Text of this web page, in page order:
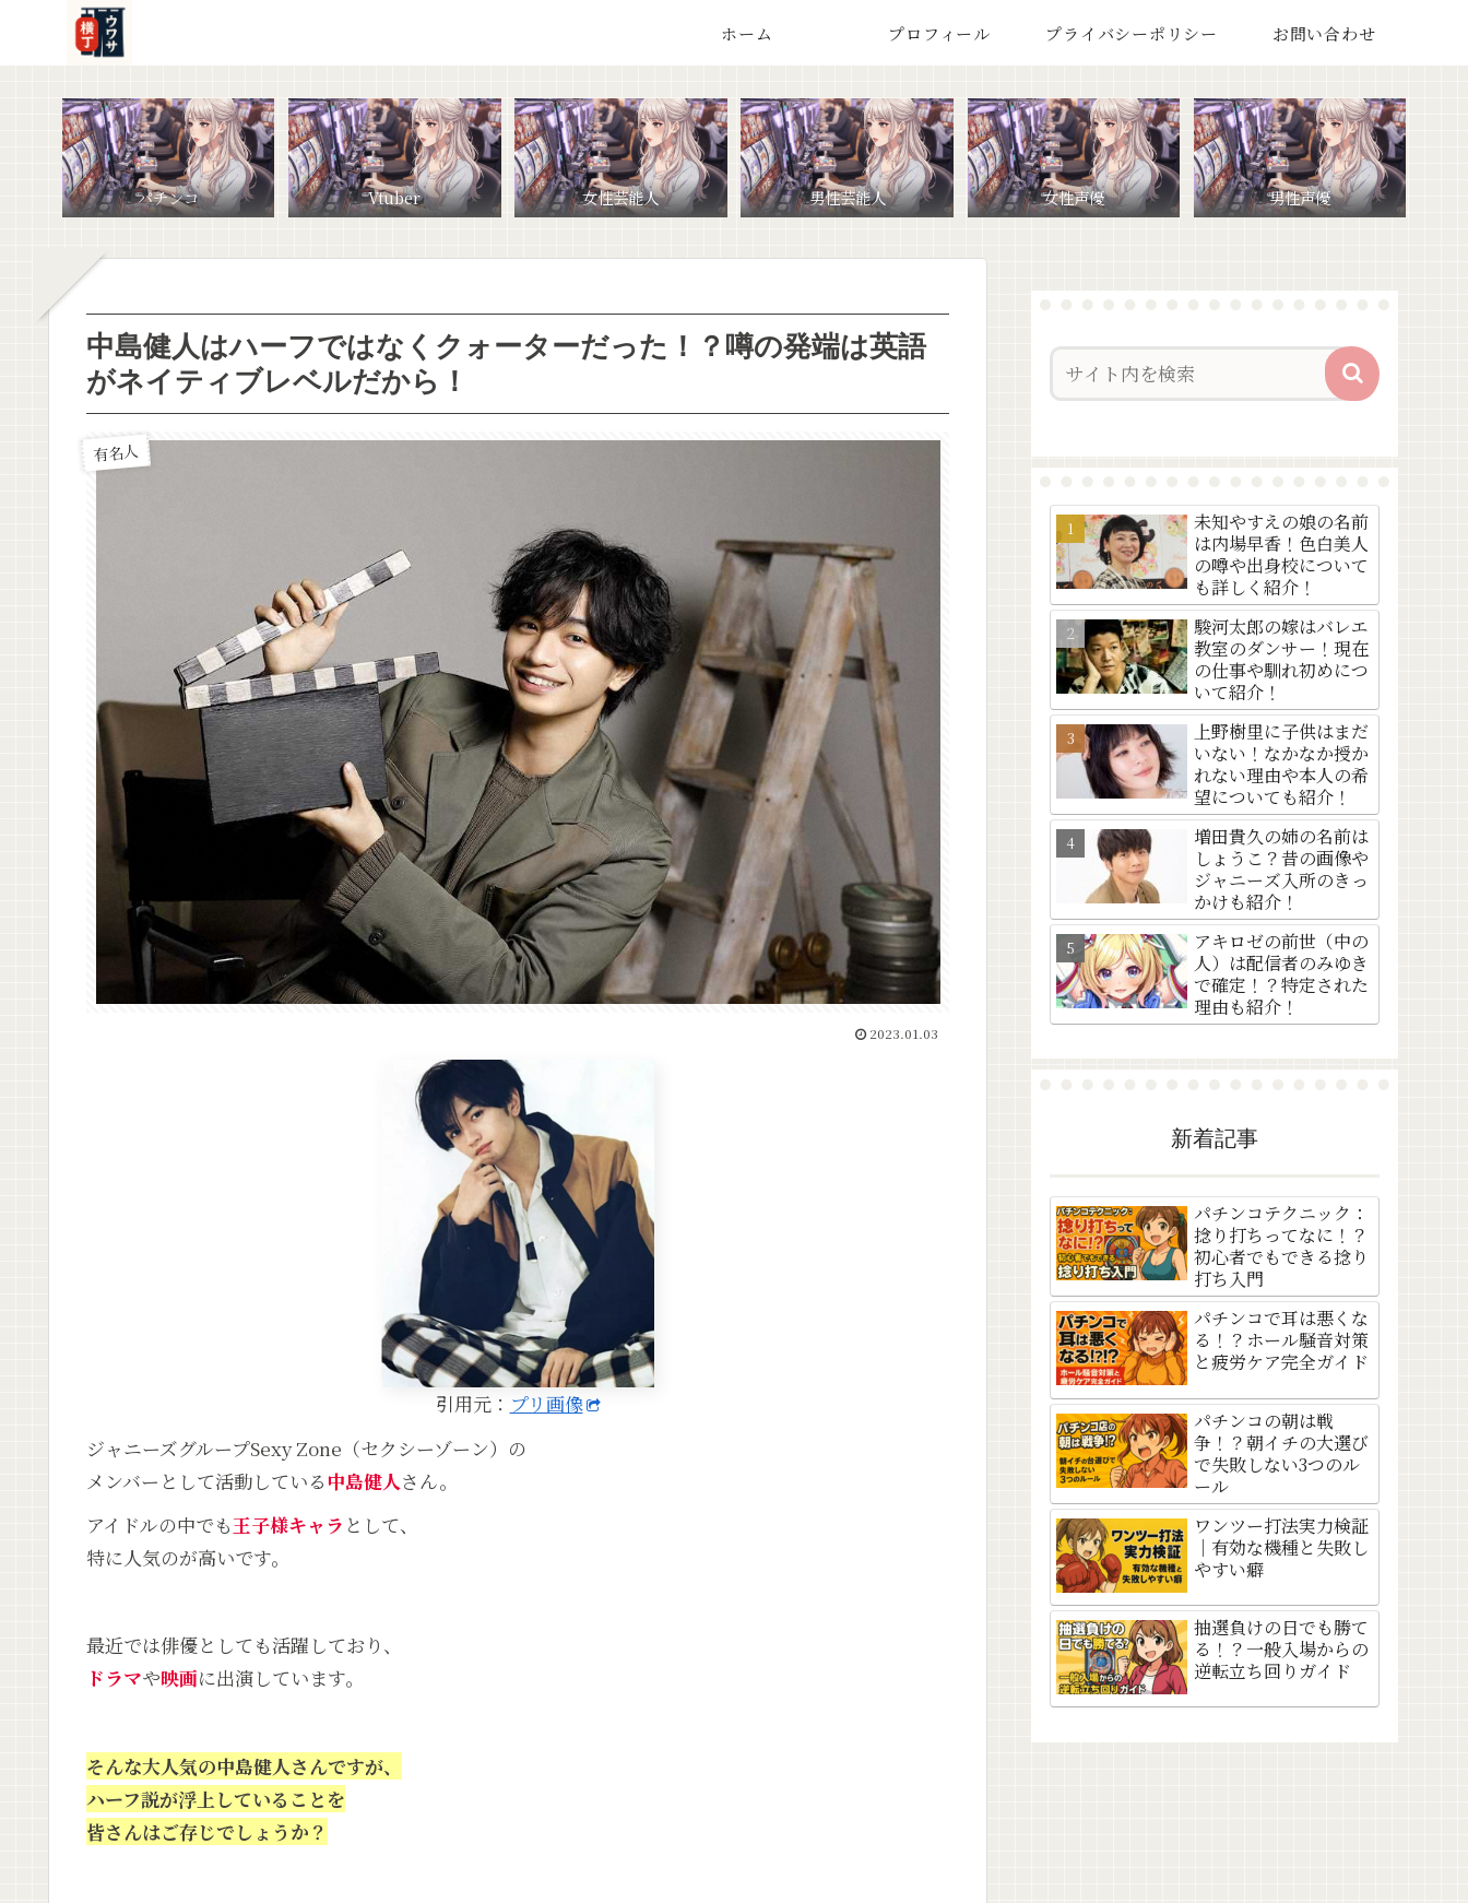
ホーム プロフィール プライバシーポリシー お問い合わせ
パチンコ Vtuber 女性芸能人 男性芸能人 女性声優 男性声優
中島健人はハーフではなくクォーターだった！？噂の発端は英語
がネイティブレベルだから！
有名人
2023.01.03
引用元： プリ画像
ジャニーズグループSexy Zone（セクシーゾーン）の
メンバーとして活動している中島健人さん。
アイドルの中でも王子様キャラ として、
特に人気のが高いです。
最近では俳優としても活躍しており、
ドラマや映画に出演しています。
そんな大人気の中島健人さんですが、
ハーフ説が浮上していることを
皆さんはご存じでしょうか？
未知やすえの娘の名前
は内場早香！色白美人
の噂や出身校について
も詳しく紹介！
駿河太郎の嫁はバレエ
教室のダンサー！現在
の仕事や馴れ初めにつ
いて紹介！
上野樹里に子供はまだ
いない！なかなか授か
れない理由や本人の希
望についても紹介！
増田貴久の姉の名前は
しょうこ？昔の画像や
ジャニーズ入所のきっ
かけも紹介！
アキロゼの前世（中の
人）は配信者のみゆき
で確定！？特定された
理由も紹介！
新着記事
パチンコテクニック：
捻り打ちってなに！？
初心者でもできる捻り
打ち入門
パチンコで耳は悪くな
る！？ホール騒音対策
と疲労ケア完全ガイド
パチンコの朝は戦
争！？朝イチの大選び
で失敗しない3つのル
ール
ワンツー打法実力検証
｜有効な機種と失敗し
やすい癖
抽選負けの日でも勝て
る！？一般入場からの
逆転立ち回りガイド